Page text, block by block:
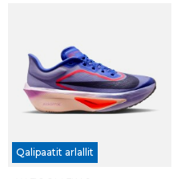
M GEL-KAYANO 32 LITE-SHOW
DKK 1.699